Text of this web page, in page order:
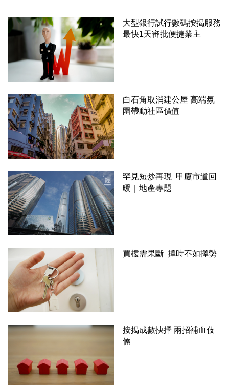
大型銀行試行數碼按揭服務
最快1天審批便捷業主
白石角取消建公屋 高端氛
圍帶動社區價值
罕見短炒再現 甲廈市道回
暖｜地產專題
買樓需果斷 擇時不如擇勢
按揭成數抉擇 兩招補血伎
倆